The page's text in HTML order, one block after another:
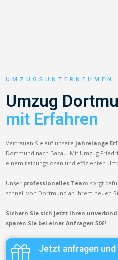
UMZUGSUNTERNEHMEN
Umzug
mit Erfahren
Vertrauen Sie auf unsere jahrelange
Dortmund nach Bacau. Mit Umzug
einem reibungslosen und effizienten
Unser professionelles Team sorgt
schnell von Dortmund an Ihrem neuen
Sichern Sie sich jetzt Ihren
sparen Sie bei einer Anfragen 50€!
Jetzt anfragen und